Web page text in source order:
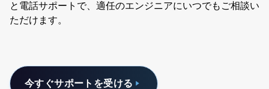
と電話サポートで、適任のエンジニアにいつでもご相談い
ただけます。
今すぐサポートを受ける